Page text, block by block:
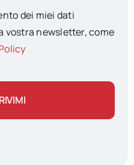
dei miei dati
vostra newsletter, come